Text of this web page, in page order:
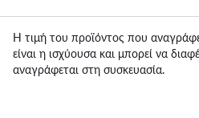
Η τιμή του προϊόντος που
είναι η ισχύουσα και μπορεί να
αναγράφεται στη συσκευασία.